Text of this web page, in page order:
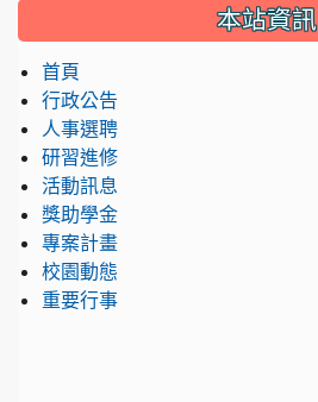
::: 本站資訊
首頁
行政公告
人事選聘
研習進修
活動訊息
獎助學金
專案計畫
校園動態
重要行事